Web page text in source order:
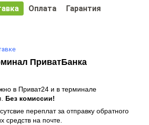
Оплата Гарантия
ПриватБанка
в Приват24 и в терминале
Без комиссии!
переплат за отправку обратного
средств на почте.